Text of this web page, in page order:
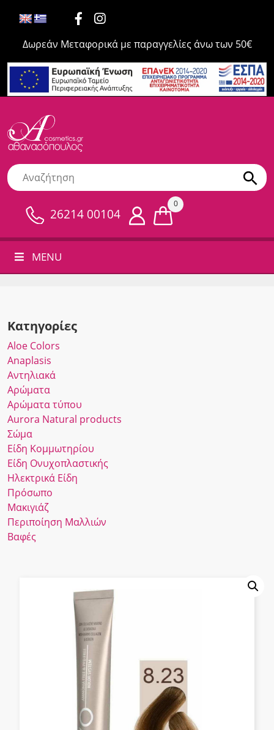
Δωρεάν Μεταφορικά με παραγγελίες άνω των 50€
26214 00104
0
MENU
Κατηγορίες
Αloe Colors
Anaplasis
Αντηλιακά
Αρώματα
Αρώματα τύπου
Αurora Νatural products
Σώμα
Είδη Κομμωτηρίου
Είδη Ονυχοπλαστικής
Ηλεκτρικά Είδη
Πρόσωπο
Μακιγιάζ
Περιποίηση Μαλλιών
Βαφές